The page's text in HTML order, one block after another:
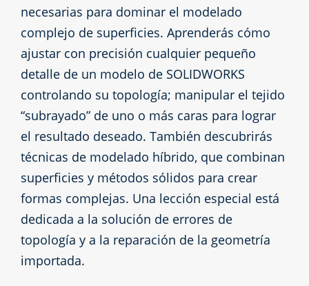
necesarias para dominar el modelado
complejo de superficies. Aprenderás cómo
ajustar con precisión cualquier pequeño
detalle de un modelo de SOLIDWORKS
controlando su topología; manipular el tejido
“subrayado” de uno o más caras para lograr
el resultado deseado. También descubrirás
técnicas de modelado híbrido, que combinan
superficies y métodos sólidos para crear
formas complejas. Una lección especial está
dedicada a la solución de errores de
topología y a la reparación de la geometría
importada.